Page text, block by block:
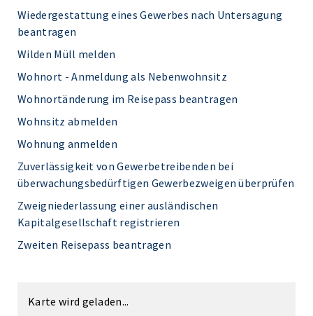
Wiedergestattung eines Gewerbes nach Untersagung
beantragen
Wilden Müll melden
Wohnort - Anmeldung als Nebenwohnsitz
Wohnortänderung im Reisepass beantragen
Wohnsitz abmelden
Wohnung anmelden
Zuverlässigkeit von Gewerbetreibenden bei
überwachungsbedürftigen Gewerbezweigen überprüfen
Zweigniederlassung einer ausländischen
Kapitalgesellschaft registrieren
Zweiten Reisepass beantragen
Karte wird geladen...